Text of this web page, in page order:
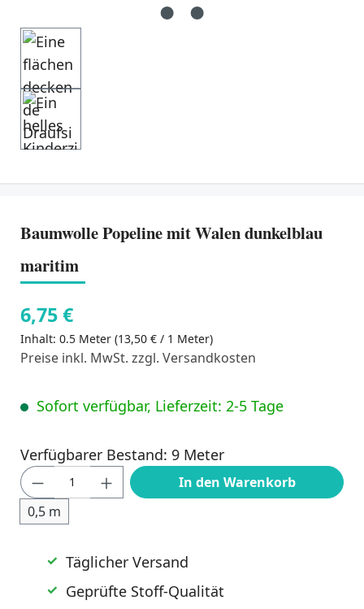
Baumwolle Popeline mit Walen dunkelblau
maritim
6,75 €
Inhalt: 0.5 Meter (13,50 € / 1 Meter)
Preise inkl. MwSt. zzgl. Versandkosten
Sofort verfügbar, Lieferzeit: 2-5 Tage
Verfügbarer Bestand: 9 Meter
Produkt Anzahl: Gib den gewünschten
0,5 m
In den Warenkorb
Täglicher Versand
Geprüfte Stoff-Qualität